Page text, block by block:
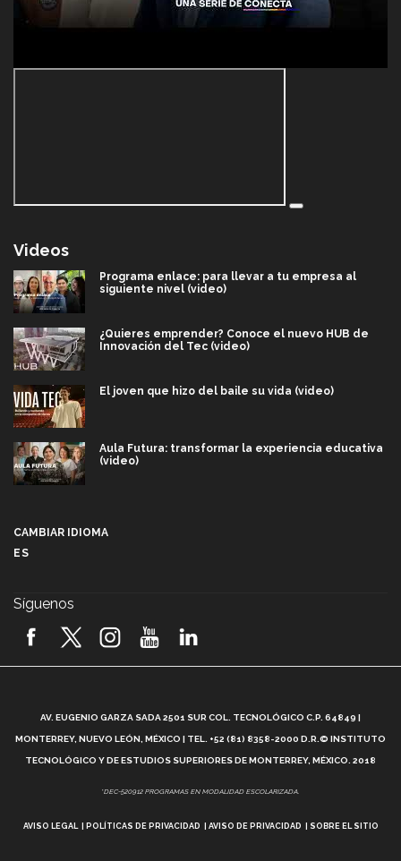
Videos
Programa enlace: para llevar a tu empresa al
siguiente nivel (video)
¿Quieres emprender? Conoce el nuevo HUB de
Innovación del Tec (video)
El joven que hizo del baile su vida (video)
Aula Futura: transformar la experiencia educativa
(video)
2026! (video)
¿Cómo es el Modelo Educativo Tec? (video)
Vida Tec: Feminismo e Inteligencia Artificial, Paola
CAMBIAR IDIOMA
ES
Síguenos
AV. EUGENIO GARZA SADA 2501 SUR COL. TECNOLÓGICO C.P. 64849 |
MONTERREY, NUEVO LEÓN, MÉXICO | TEL. +52 (81) 8358-2000 D.R.© INSTITUTO
TECNOLÓGICO Y DE ESTUDIOS SUPERIORES DE MONTERREY, MÉXICO. 2018
*DEC-520912 PROGRAMAS EN MODALIDAD ESCOLARIZADA.
AVISO LEGAL POLÍTICAS DE PRIVACIDAD AVISO DE PRIVACIDAD SOBRE EL SITIO